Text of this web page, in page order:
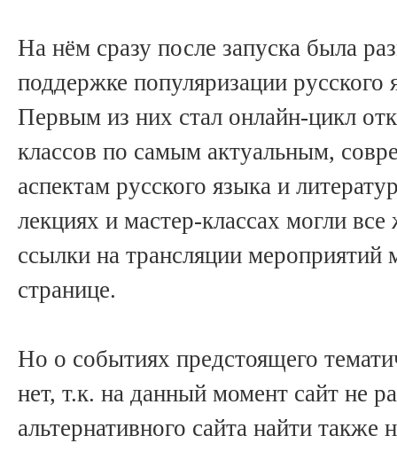
На нём сразу после запуска была
поддержке популяризации
Первым из них стал онлайн-цикл
классов по самым актуальным,
аспектам русского языка и
лекциях и мастер-классах могли
ссылки на трансляции
странице.
Но о событиях предстоящего
нет, т.к. на данный момент сайт не
альтернативного сайта найти также